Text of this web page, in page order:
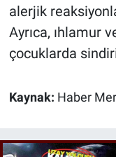
alerjik
Ayrıca, ıhlamur
çocuklarda
Kaynak: Haber